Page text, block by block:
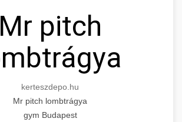
Mr pitch
kerteszdepo.hu
Mr pitch lombtrágya
gym Budapest